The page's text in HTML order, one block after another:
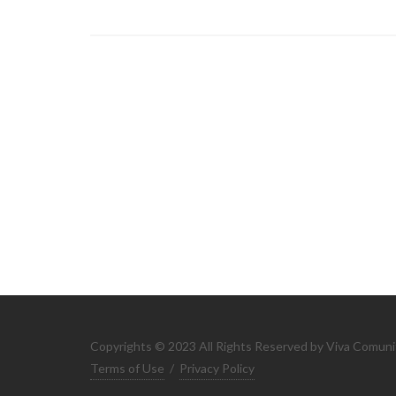
Copyrights © 2023 All Rights Reserved by Viva
Terms of Use / Privacy Policy